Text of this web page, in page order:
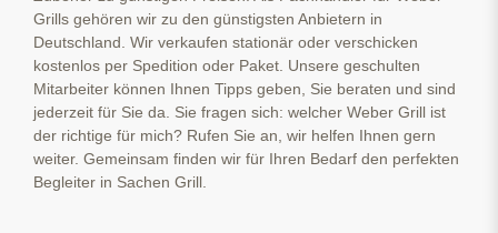
Grills gehören wir zu den günstigsten Anbietern in
Deutschland. Wir verkaufen stationär oder verschicken
kostenlos per Spedition oder Paket. Unsere geschulten
Mitarbeiter können Ihnen Tipps geben, Sie beraten und sind
jederzeit für Sie da. Sie fragen sich: welcher Weber Grill ist
der richtige für mich? Rufen Sie an, wir helfen Ihnen gern
weiter. Gemeinsam finden wir für Ihren Bedarf den perfekten
Begleiter in Sachen Grill.